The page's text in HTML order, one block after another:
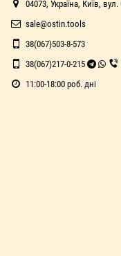
04073, Україна, Київ,
sale@ostin.tools
38(067)503-8-573
38(067)217-0-215
11:00-18:00 роб. дні